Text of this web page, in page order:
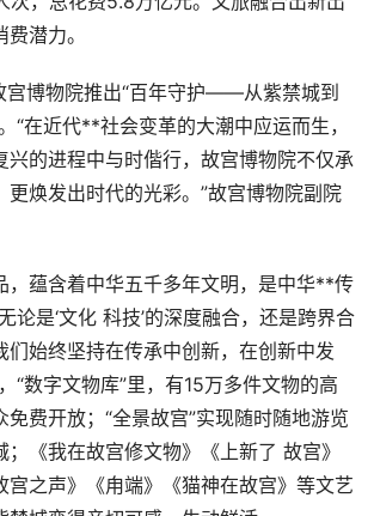
潜力。
博物院推出“百年守护——从紫禁城到
“在近代**社会变革的大潮中应运而生，
兴的进程中与时偕行，故宫博物院不仅承
更焕发出时代的光彩。”故宫博物院副院
蕴含着中华五千多年文明，是中华**传
论是‘文化 科技’的深度融合，还是跨界合
们始终坚持在传承中创新，在创新中发
“数字文物库”里，有15万多件文物的高
费开放；“全景故宫”实现随时随地游览
；《我在故宫修文物》《上新了 故宫》
宫之声》《甪端》《猫神在故宫》等文艺